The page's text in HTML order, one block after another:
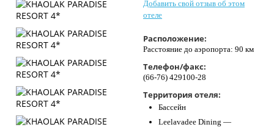
Добавить свой отзыв об этом
отеле
Расположение:
Расстояние до аэропорта: 90 км
Телефон/факс:
(66-76) 429100-28
Территория отеля:
Бассейн
Leelavadee Dining —